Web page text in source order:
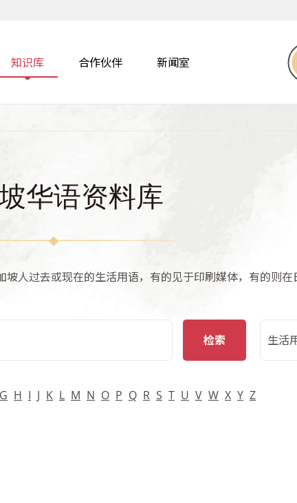
知识库 合作伙伴 新闻室
华语资料库
人过去或现在的生活用语，有的见于印刷媒体，有的则在
检索
生活
G H I J K L M N O P Q R S T U V W X Y Z